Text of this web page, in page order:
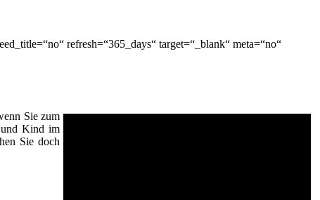
refresh=“365_days“ target=“_blank“ meta=“no“
Sie zum
und Kind im
Sie doch